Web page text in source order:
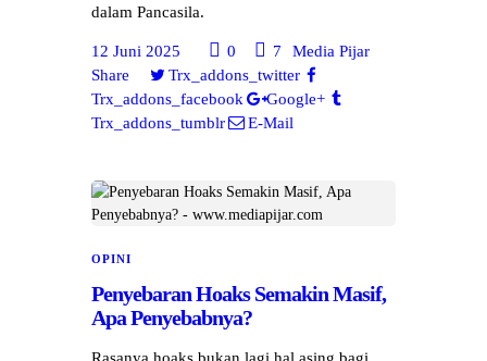
dalam Pancasila.
12 Juni 2025 0 7
Media Pijar
Share
Trx_addons_twitter
Trx_addons_facebook
Google+
Trx_addons_tumblr
E-Mail
OPINI
Penyebaran Hoaks Semakin Masif,
Apa Penyebabnya?
Rasanya hoaks bukan lagi hal asing bagi